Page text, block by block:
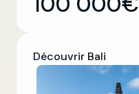
Découvrir Bali